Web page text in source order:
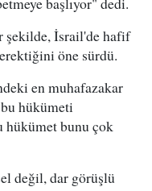
şekilde, İsrail'de hafif
öne sürdü.
en muhafazakar
hükümeti
hükümet bunu çok
değil, dar görüşlü